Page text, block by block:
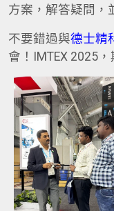
方案，解答疑問，
不要錯過與德士精
會！IMTEX 2025，